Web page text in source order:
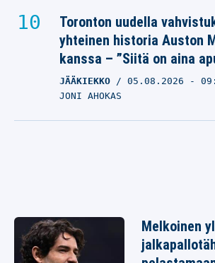
Toronton uudella
yhteinen historia Auston
kanssa – ”Siitä on aina
JÄÄKIEKKO 05.08.2026 -
JONI AHOKAS
Melkoinen